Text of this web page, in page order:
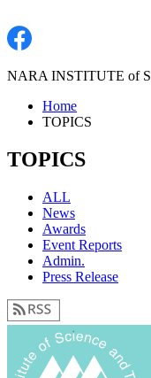
NARA INSTITUTE of
Home
TOPICS
TOPICS
ALL
News
Awards
Event Reports
Admin.
Press Release